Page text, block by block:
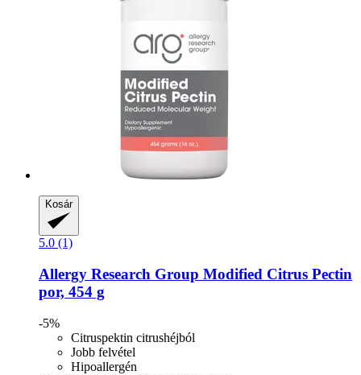
Kosár
5.0 (1)
Allergy Research Group Modified Citrus Pectin
por, 454 g
-5%
Citruspektin citrushéjból
Jobb felvétel
Hipoallergén